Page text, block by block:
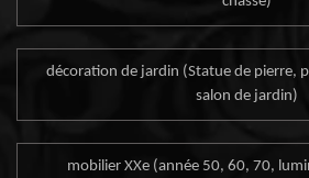
décoration de jardin (Statue de pierre,
salon de jardin)
mobilier XXe (année 50, 60, 70,